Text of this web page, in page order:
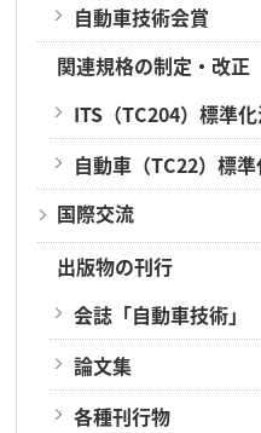
自動車技術会賞
関連規格の制定・改正
ITS（TC204）標準
自動車（TC22）標
国際交流
出版物の刊行
会誌「自動車技術」
論文集
各種刊行物